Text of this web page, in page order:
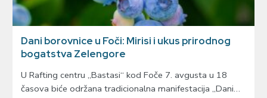
Dani borovnice u Foči: Mirisi i ukus prirodnog
bogatstva Zelengore
U Rafting centru „Bastasi“ kod Foče 7. avgusta u 18
časova biće održana tradicionalna manifestacija „Dani…